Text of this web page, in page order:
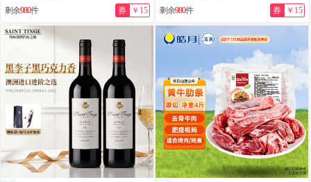
剩余980件 券 ￥15 剩余980件 券 ￥15